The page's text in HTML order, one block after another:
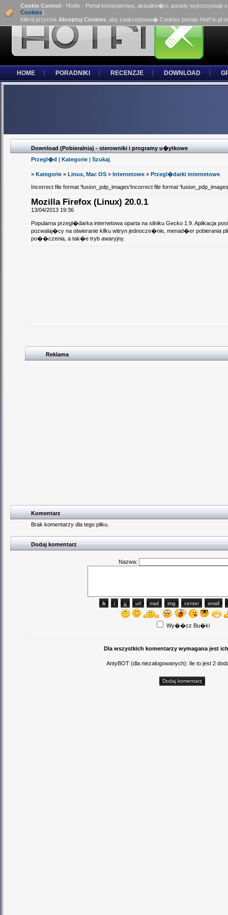
Cookie Control - Hotfix - Portal komputerowy, aktualno�ci, porady wykorzystuje
Cookies].
Kliknij przycisk Akceptuj Cookies , aby zaakceptowa� Cookies portalu HotFix.pl
HOME PORADNIKI RECENZJE DOWNLOAD
Download (Pobieralnia) - sterowniki i programy u�ytkowe
Przegl�d |Kategorie |Szukaj
»Kategorie »Linux, Mac OS »Internetowe »Przegl�darki internetowe
Incorrect file format 'fusion_pdp_images'Incorrect file format
Mozilla Firefox (Linux) 20.0.1
13/04/2013 19:36
Popularna przegl�darka internetowa oparta na silniku Gecko 1.9. Aplikacja
pozwalaj�cy na otwieranie kilku witryn jednocze�nie, menad�er pobierania
po��czenia, a tak�e tryb awaryjny.
Reklama
Komentarz
Brak komentarzy dla tego pliku.
Dodaj komentarz
Nazwa:
Wy��cz Bu�ki
Dla wszystkich komentarzy wymagana jest
AntyBOT (dla niezalogowanych): Ile to jest 2